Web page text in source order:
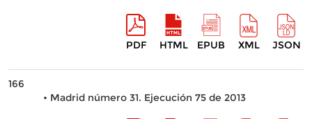
PDF HTML EPUB XML JSON
166
• Madrid número 31. Ejecución 75 de 2013